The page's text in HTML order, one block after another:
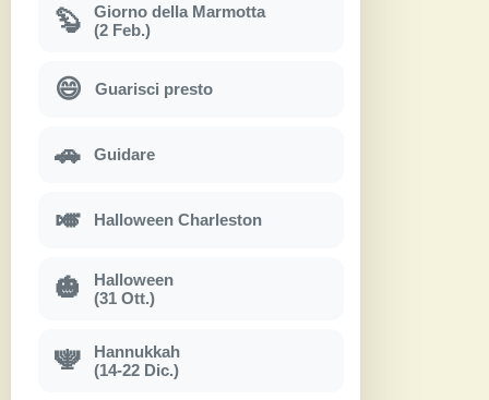
🦫
Giorno della Marmotta
(2 Feb.)
😄 Guarisci presto
🚗 Guidare
🎺 Halloween Charleston
🎃
Halloween
(31 Ott.)
🕎
Hannukkah
(14-22 Dic.)